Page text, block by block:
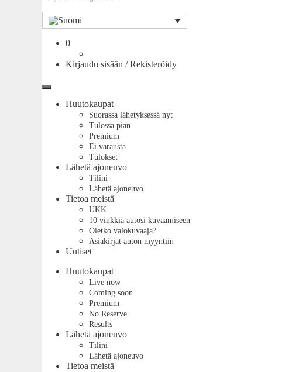
Ostoskori
0
Kirjaudu sisään / Rekisteröidy
Valikko
Huutokaupat
Suorassa lähetyksessä nyt
Tulossa pian
Premium
Ei varausta
Tulokset
Lähetä ajoneuvo
Tilini
Lähetä ajoneuvo
Tietoa meistä
UKK
10 vinkkiä autosi kuvaamiseen
Oletko valokuvaaja?
Asiakirjat auton myyntiin
Uutiset
Huutokaupat
Live now
Coming soon
Premium
No Reserve
Results
Lähetä ajoneuvo
Tilini
Lähetä ajoneuvo
Tietoa meistä